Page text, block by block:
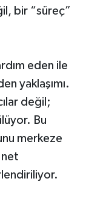
bir “süreç”
eden ile
yaklaşımı.
değil;
Bu
merkeze
net